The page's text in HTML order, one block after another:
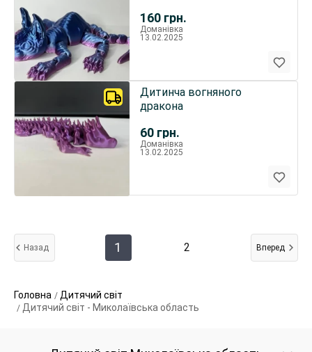
160 грн.
Доманівка
13.02.2025
60 грн.
Дитинча вогняного
дракона
Доманівка
13.02.2025
Назад 1 2 Вперед
Головна
Дитячий світ
Дитячий світ - Миколаївська область